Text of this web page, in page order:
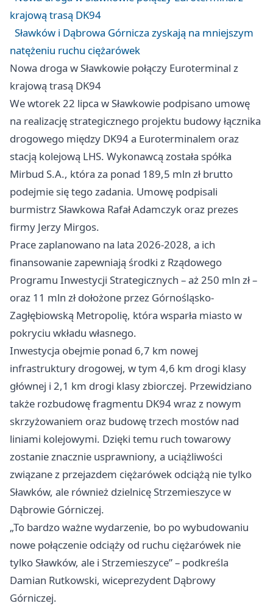
krajową trasą DK94
Sławków i Dąbrowa Górnicza zyskają na mniejszym
natężeniu ruchu ciężarówek
Nowa droga w Sławkowie połączy Euroterminal z
krajową trasą DK94
We wtorek 22 lipca w Sławkowie podpisano umowę
na realizację strategicznego projektu budowy łącznika
drogowego między DK94 a Euroterminalem oraz
stacją kolejową LHS. Wykonawcą została spółka
Mirbud S.A., która za ponad 189,5 mln zł brutto
podejmie się tego zadania. Umowę podpisali
burmistrz Sławkowa Rafał Adamczyk oraz prezes
firmy Jerzy Mirgos.
Prace zaplanowano na lata 2026-2028, a ich
finansowanie zapewniają środki z Rządowego
Programu Inwestycji Strategicznych – aż 250 mln zł –
oraz 11 mln zł dołożone przez Górnośląsko-
Zagłębiowską Metropolię, która wsparła miasto w
pokryciu wkładu własnego.
Inwestycja obejmie ponad 6,7 km nowej
infrastruktury drogowej, w tym 4,6 km drogi klasy
głównej i 2,1 km drogi klasy zbiorczej. Przewidziano
także rozbudowę fragmentu DK94 wraz z nowym
skrzyżowaniem oraz budowę trzech mostów nad
liniami kolejowymi. Dzięki temu ruch towarowy
zostanie znacznie usprawniony, a uciążliwości
związane z przejazdem ciężarówek odciążą nie tylko
Sławków, ale również dzielnicę Strzemieszyce w
Dąbrowie Górniczej.
„To bardzo ważne wydarzenie, bo po wybudowaniu
nowe połączenie odciąży od ruchu ciężarówek nie
tylko Sławków, ale i Strzemieszyce” – podkreśla
Damian Rutkowski, wiceprezydent Dąbrowy
Górniczej.